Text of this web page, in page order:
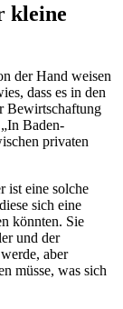
kleine
der Hand weisen
dass es in den
Bewirtschaftung
Baden-
privaten
ist eine solche
sich eine
könnten. Sie
und der
aber
müsse, was sich